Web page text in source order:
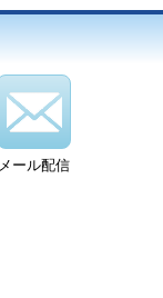
メール配信